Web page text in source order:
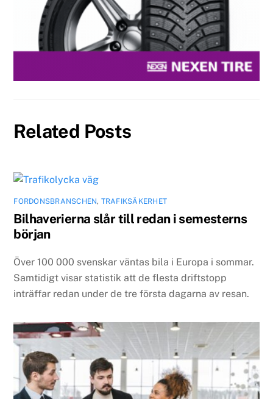
Related Posts
FORDONSBRANSCHEN, TRAFIKSÄKERHET
Bilhaverierna slår till redan i semesterns
början
Över 100 000 svenskar väntas bila i Europa i sommar.
Samtidigt visar statistik att de flesta driftstopp
inträffar redan under de tre första dagarna av resan.